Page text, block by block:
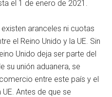
el 1 de enero de 2021.
aranceles ni cuotas
el Reino Unido y la UE. Sin
Unido deja ser parte del
su unión aduanera, se
entre este país y el
Antes de que se